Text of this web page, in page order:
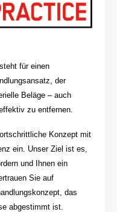
für einen
der
Beläge – auch
zu entfernen.
Konzept mit
ein. Unser Ziel ist es,
und Ihnen ein
Sie auf
das
abgestimmt ist.